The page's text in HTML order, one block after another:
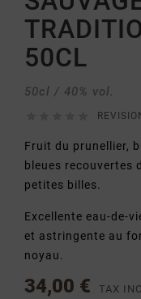
50CL
50cl / 40% vol.
Fruit du prunellier,
bleues recouvertes
petites billes.
Excellente eau-de-
et astringente au
noyau.
34,00 € TAX